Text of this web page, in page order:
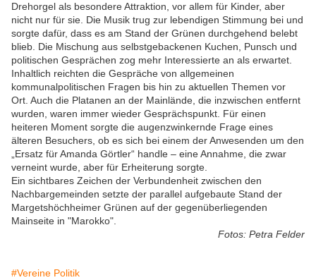
Drehorgel als besondere Attraktion, vor allem für Kinder, aber
nicht nur für sie. Die Musik trug zur lebendigen Stimmung bei und
sorgte dafür, dass es am Stand der Grünen durchgehend belebt
blieb. Die Mischung aus selbstgebackenen Kuchen, Punsch und
politischen Gesprächen zog mehr Interessierte an als erwartet.
Inhaltlich reichten die Gespräche von allgemeinen
kommunalpolitischen Fragen bis hin zu aktuellen Themen vor
Ort. Auch die Platanen an der Mainlände, die inzwischen entfernt
wurden, waren immer wieder Gesprächspunkt. Für einen
heiteren Moment sorgte die augenzwinkernde Frage eines
älteren Besuchers, ob es sich bei einem der Anwesenden um den
„Ersatz für Amanda Görtler“ handle – eine Annahme, die zwar
verneint wurde, aber für Erheiterung sorgte.
Ein sichtbares Zeichen der Verbundenheit zwischen den
Nachbargemeinden setzte der parallel aufgebaute Stand der
Margetshöchheimer Grünen auf der gegenüberliegenden
Mainseite in "Marokko".
Fotos: Petra Felder
#Vereine Politik